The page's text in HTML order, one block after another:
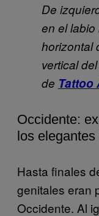
De
en el labio
horizontal
vertical
de Tattoo
Occidente:
los
Hasta finales
genitales eran
Occidente. Al